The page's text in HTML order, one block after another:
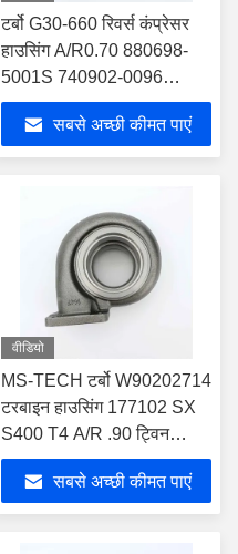
टर्बो G30-660 रिवर्स कंप्रेसर
हाउसिंग A/R0.70 880698-
5001S 740902-0096
880698-5002S 740902-
0097 टर्बोचार्जर के लिए
सबसे अच्छी कीमत पाएं
वीडियो
MS-TECH टर्बो W90202714
टरबाइन हाउसिंग 177102 SX
S400 T4 A/R .90 ट्विन
स्क्रॉल
सबसे अच्छी कीमत पाएं